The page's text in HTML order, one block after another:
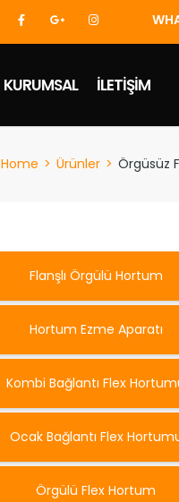
KURUMSAL İLETIŞIM
Home > Ürünler > Örgüsüz
Flanşlı Örgülü Hortum
Hortum Ezme Aparatı
Kombi Bağlantı Flex
Ocak Bağlantı Flex
Örgülü Flex Hortum